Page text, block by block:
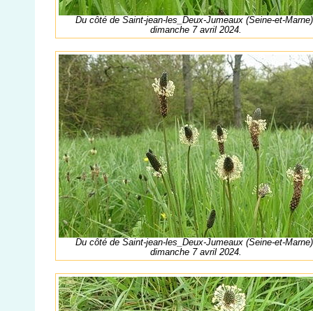
Du côté de Saint-jean-les_Deux-Jumeaux (Seine-et-
dimanche 7 avril 2024.
Du côté de Saint-jean-les_Deux-Jumeaux (Seine-et-
dimanche 7 avril 2024.